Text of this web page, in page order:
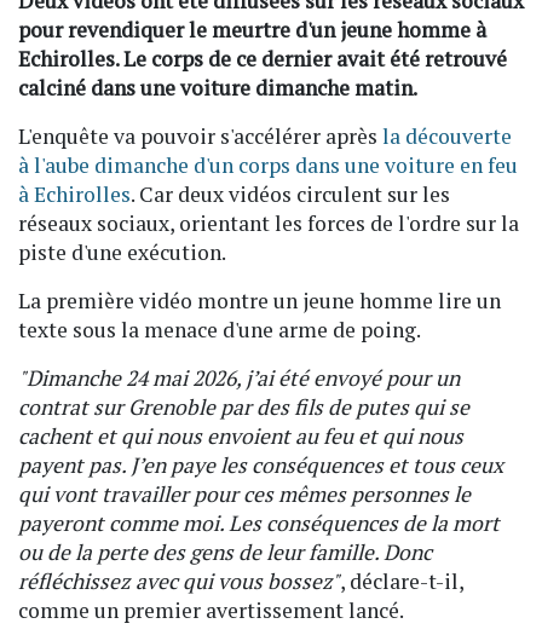
pour revendiquer le meurtre d'un jeune homme à
Echirolles. Le corps de ce dernier avait été retrouvé
calciné dans une voiture dimanche matin.
L'enquête va pouvoir s'accélérer après la découverte
à l'aube dimanche d'un corps dans une voiture en feu
à Echirolles. Car deux vidéos circulent sur les
réseaux sociaux, orientant les forces de l'ordre sur la
piste d'une exécution.
La première vidéo montre un jeune homme lire un
texte sous la menace d'une arme de poing.
"Dimanche 24 mai 2026, j’ai été envoyé pour un
contrat sur Grenoble par des fils de putes qui se
cachent et qui nous envoient au feu et qui nous
payent pas. J’en paye les conséquences et tous ceux
qui vont travailler pour ces mêmes personnes le
payeront comme moi. Les conséquences de la mort
ou de la perte des gens de leur famille. Donc
réfléchissez avec qui vous bossez", déclare-t-il,
comme un premier avertissement lancé.